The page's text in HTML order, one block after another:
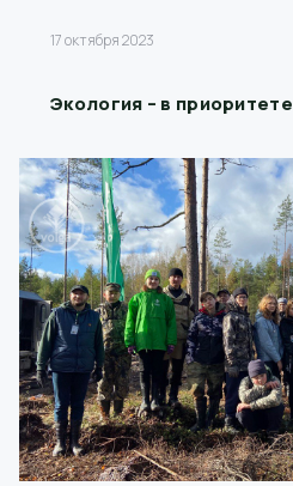
17 октября 2023
Экология – в приоритете